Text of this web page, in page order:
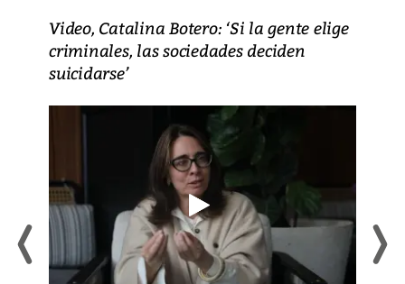
Video, Catalina Botero: ‘Si la gente elige
criminales, las sociedades deciden
suicidarse’